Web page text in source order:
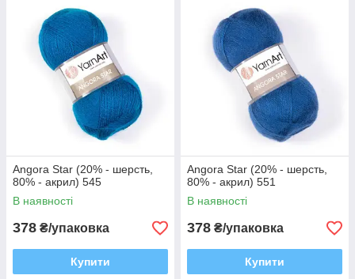
Angora Star (20% - шерсть,
80% - акрил) 545
В наявності
378 ₴/упаковка
Купити
Angora Star (20% - шерсть,
80% - акрил) 551
В наявності
378 ₴/упаковка
Купити